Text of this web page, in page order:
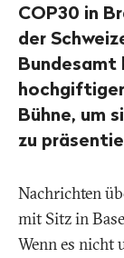
COP30 in
der
Bühne, um
zu
Nachrichten
mit Sitz in
Wenn es nicht